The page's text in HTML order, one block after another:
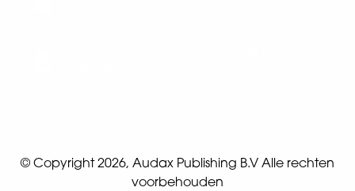
© Copyright 2026, Audax Publishing B.V Alle rechten
voorbehouden